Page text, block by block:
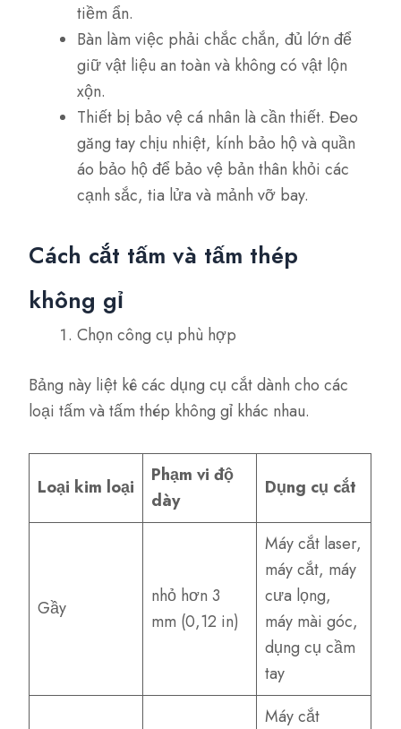
tiềm ẩn.
Bàn làm việc phải chắc chắn, đủ lớn để
giữ vật liệu an toàn và không có vật lộn
xộn.
Thiết bị bảo vệ cá nhân là cần thiết. Đeo
găng tay chịu nhiệt, kính bảo hộ và quần
áo bảo hộ để bảo vệ bản thân khỏi các
cạnh sắc, tia lửa và mảnh vỡ bay.
Cách cắt tấm và tấm thép
không gỉ
Chọn công cụ phù hợp
Bảng này liệt kê các dụng cụ cắt dành cho các
loại tấm và tấm thép không gỉ khác nhau.
Loại kim loại
Phạm vi độ
dày
Dụng cụ cắt
Gầy
nhỏ hơn 3
mm (0,12 in)
Máy cắt laser,
máy cắt, máy
cưa lọng,
máy mài góc,
dụng cụ cầm
tay
Máy cắt